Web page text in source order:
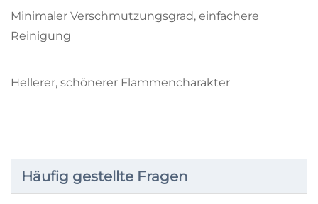
Minimaler Verschmutzungsgrad, einfachere
Reinigung
Hellerer, schönerer Flammencharakter
Häufig gestellte Fragen